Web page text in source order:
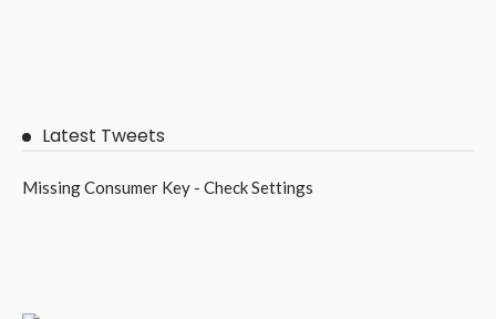
Latest Tweets
Missing Consumer Key - Check Settings